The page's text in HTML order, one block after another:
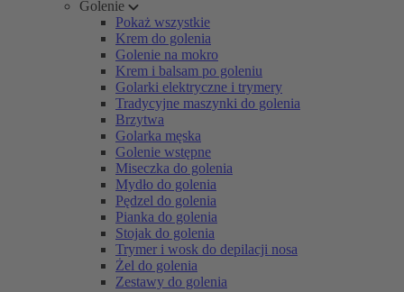
Golenie
Pokaż wszystkie
Krem do golenia
Golenie na mokro
Krem i balsam po goleniu
Golarki elektryczne i trymery
Tradycyjne maszynki do golenia
Brzytwa
Golarka męska
Golenie wstępne
Miseczka do golenia
Mydło do golenia
Pędzel do golenia
Pianka do golenia
Stojak do golenia
Trymer i wosk do depilacji nosa
Żel do golenia
Zestawy do golenia